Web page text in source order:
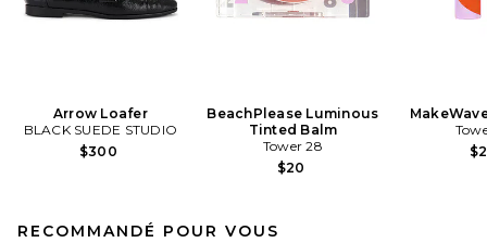
Arrow Loafer
BLACK SUEDE STUDIO
$300
BeachPlease Luminous
Tinted Balm
Tower 28
$20
RECOMMANDÉ POUR VOUS